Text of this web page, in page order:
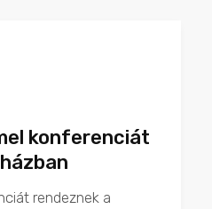
konferenciát
rendeznek a